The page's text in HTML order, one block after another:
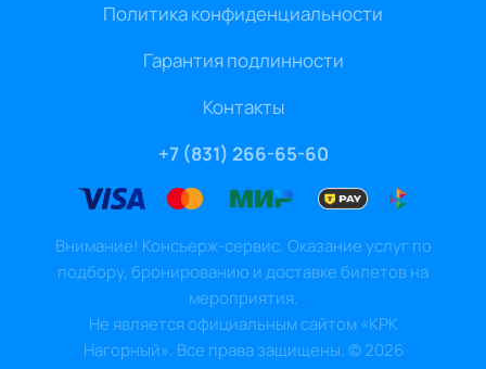
Политика конфиденциальности
Гарантия подлинности
Контакты
+7 (831) 266-65-60
Внимание! Консьерж-сервис. Оказание услуг по
подбору, бронированию и доставке билетов на
мероприятия.
Не является официальным сайтом «КРК
Нагорный». Все права защищены.©2026